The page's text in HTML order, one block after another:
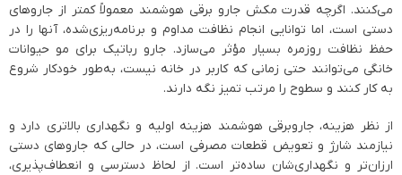
می‌کنند. اگرچه قدرت مکش جارو برقی هوشمند معمولاً کمتر از جاروهای
دستی است، اما توانایی انجام نظافت مداوم و برنامه‌ریزی‌شده، آنها را در
حفظ نظافت روزمره بسیار مؤثر می‌سازد. جارو رباتیک برای مو حیوانات
خانگی می‌توانند حتی زمانی که کاربر در خانه نیست، به‌طور خودکار شروع
به کار کنند و سطوح را مرتب تمیز نگه دارند.
از نظر هزینه، جاروبرقی هوشمند هزینه اولیه و نگهداری بالاتری دارد و
نیازمند شارژ و تعویض قطعات مصرفی است، در حالی که جاروهای دستی
ارزان‌تر و نگهداری‌شان ساده‌تر است. از لحاظ دسترسی و انعطاف‌پذیری،